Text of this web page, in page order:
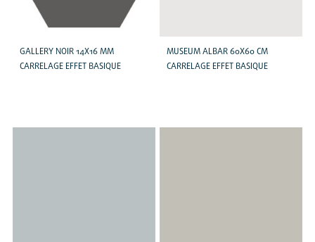
GALLERY NOIR 14X16 MM
CARRELAGE EFFET BASIQUE
MUSEUM ALBAR 60X60 CM
CARRELAGE EFFET BASIQUE